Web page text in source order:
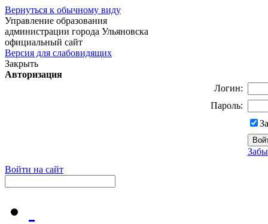
Вернуться к обычному виду
Управление образования
администрации города Ульяновска
официальный сайт
Версия для слабовидящих
Закрыть
Авторизация
Логин:
Пароль:
Войти на сайт